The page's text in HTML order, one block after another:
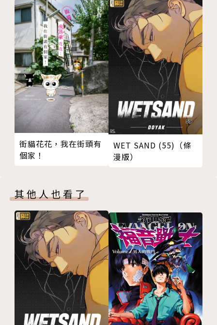
街貓花花，我在街頭有
個家！
WET SAND (55)（條
漫版）
其他人也看了